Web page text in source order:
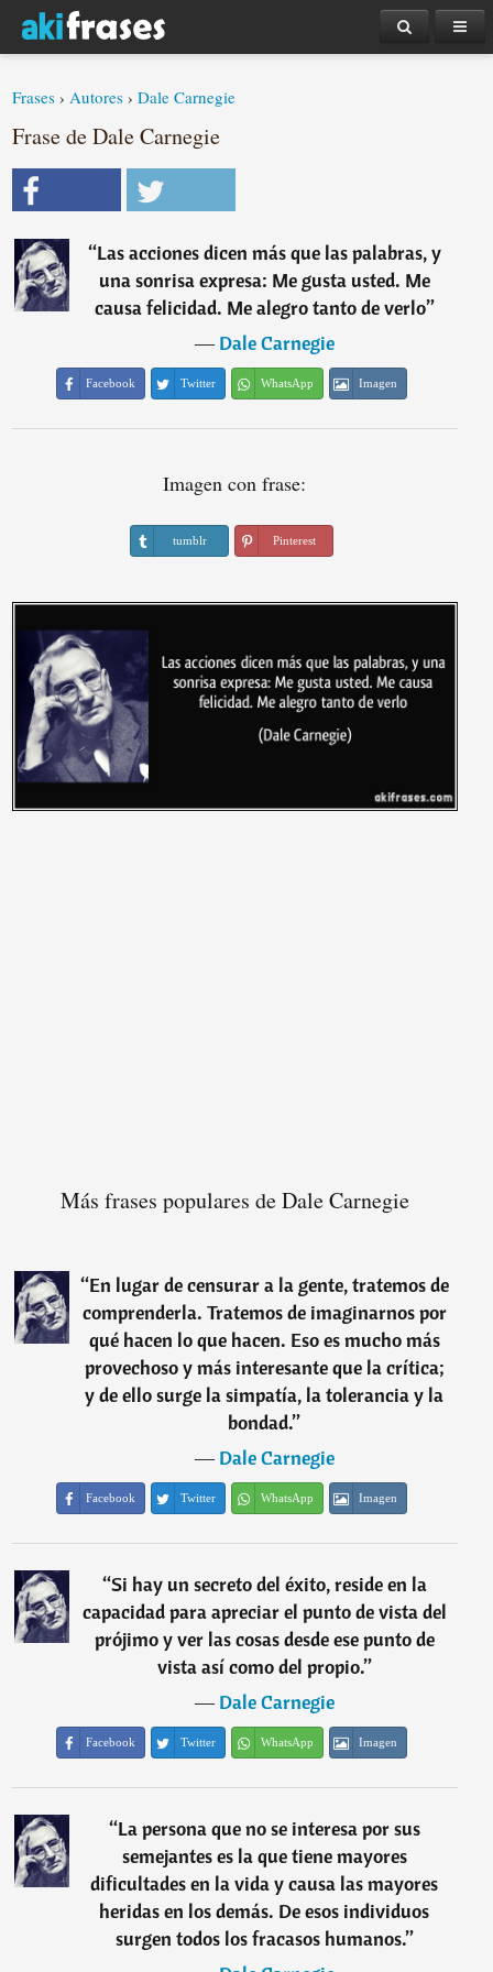
Frases ›Autores ›Dale Carnegie
Frase de Dale Carnegie
“Las acciones dicen más que las palabras, y
una sonrisa expresa: Me gusta usted. Me
causa felicidad. Me alegro tanto de verlo”
―Dale Carnegie
Facebook Twitter WhatsApp Imagen
Imagen con frase:
tumblr Pinterest
Más frases populares de Dale Carnegie
“En lugar de censurar a la gente, tratemos de
comprenderla. Tratemos de imaginarnos por
qué hacen lo que hacen. Eso es mucho más
provechoso y más interesante que la crítica;
y de ello surge la simpatía, la tolerancia y la
bondad.”
―Dale Carnegie
Facebook Twitter WhatsApp Imagen
“Si hay un secreto del éxito, reside en la
capacidad para apreciar el punto de vista del
prójimo y ver las cosas desde ese punto de
vista así como del propio.”
―Dale Carnegie
Facebook Twitter WhatsApp Imagen
“La persona que no se interesa por sus
semejantes es la que tiene mayores
dificultades en la vida y causa las mayores
heridas en los demás. De esos individuos
surgen todos los fracasos humanos.”